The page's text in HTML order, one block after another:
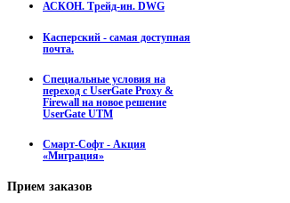
АСКОН. Трейд-ин. DWG
Касперский - самая доступная
почта.
Специальные условия на
переход с UserGate Proxy &
Firewall на новое решение
UserGate UTM
Смарт-Софт - Акция
«Миграция»
Прием заказов